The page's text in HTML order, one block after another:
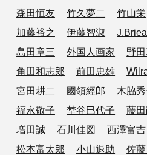
森田恒友 竹久夢二 竹山栄
加藤裕之
伊藤智淑
島田章三
外国人画家 野
角田和志郎
前田忠雄
宮田耕二
國領經郎 木脇
福永敬子
埜谷巳代子 藤
増田誠
石川佳図 西澤富吉
松本富太郎
小山退助 佐